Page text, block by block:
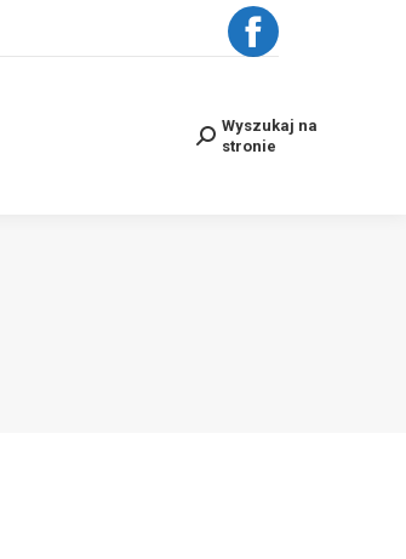
Facebook
opens
Search:
Wyszukaj na
stronie